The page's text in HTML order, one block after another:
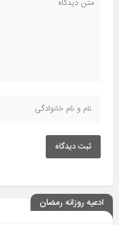
ثبت دیدگاه
ادعیه روزانه رمضان